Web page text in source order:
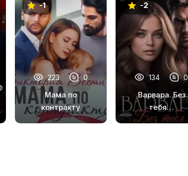
-1
223 0
Мама по
контракту
-2
134 0
Варвара. Без
тебя…